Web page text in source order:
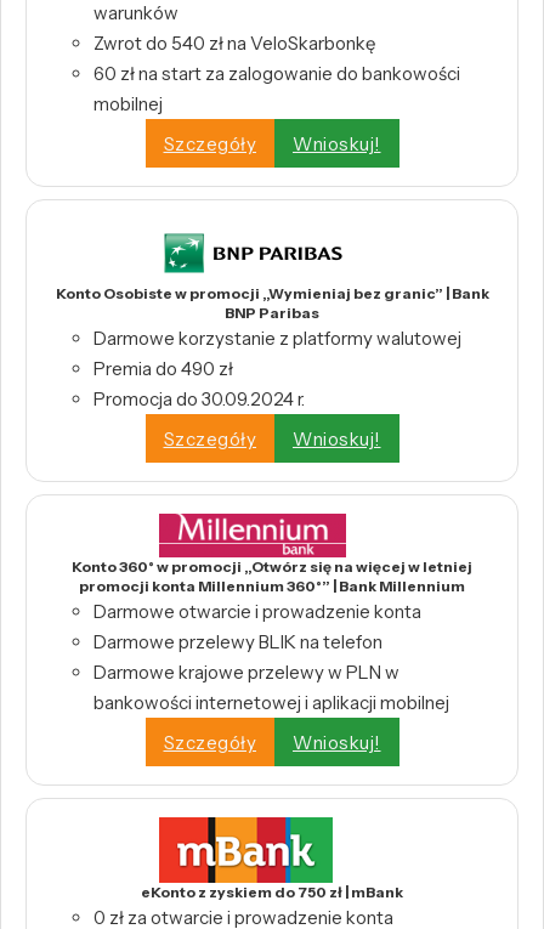
warunków
Zwrot do 540 zł na VeloSkarbonkę
60 zł na start za zalogowanie do bankowości
mobilnej
Szczegóły
Wnioskuj!
Konto Osobiste w promocji „Wymieniaj bez granic” | Bank
BNP Paribas
Darmowe korzystanie z platformy walutowej
Premia do 490 zł
Promocja do 30.09.2024 r.
Szczegóły
Wnioskuj!
Konto 360° w promocji „Otwórz się na więcej w letniej
promocji konta Millennium 360°” | Bank Millennium
Darmowe otwarcie i prowadzenie konta
Darmowe przelewy BLIK na telefon
Darmowe krajowe przelewy w PLN w
bankowości internetowej i aplikacji mobilnej
Szczegóły
Wnioskuj!
eKonto z zyskiem do 750 zł | mBank
0 zł za otwarcie i prowadzenie konta